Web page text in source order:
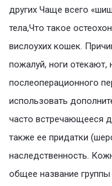
других Чаще всего
тела,Что такое
вислоухих кошек.
пожалуй, ноги отекают,
послеоперационного
использовать
часто встречающееся
также ее придатки
наследственность.
общее название группы